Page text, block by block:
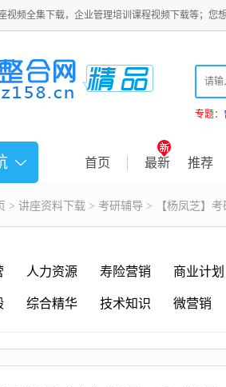
视频全集下载，企业管理培训课程视频下载等；您
专题：
首页 最新 推荐
> 讲座资料下载 > 考研辅导 > 【杨凤芝】
人力资源 寿险营销 商业计划
综合精华 技术知识 微营销